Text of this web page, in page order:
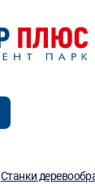
Станки